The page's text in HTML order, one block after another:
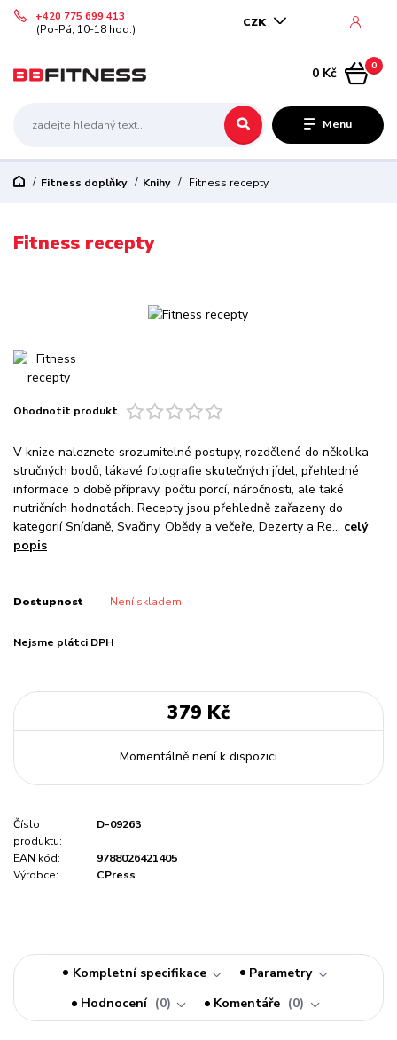
Menu
CZK
+420 775 699 413
(Po-Pá, 10-18 hod.)
0
0 Kč
Fitness doplňky Knihy Fitness recepty
Fitness recepty
Ohodnotit produkt
V knize naleznete srozumitelné postupy, rozdělené do několika
stručných bodů, lákavé fotografie skutečných jídel, přehledné
informace o době přípravy, počtu porcí, náročnosti, ale také
nutričních hodnotách. Recepty jsou přehledně zařazeny do
kategorií Snídaně, Svačiny, Obědy a večeře, Dezerty a Re... celý
popis
Dostupnost Není skladem
Nejsme plátci DPH
379 Kč
Momentálně není k dispozici
Číslo
produktu:
D-09263
EAN kód:
9788026421405
Výrobce:
CPress
Kompletní specifikace
Parametry
Hodnocení
0 Komentáře 0